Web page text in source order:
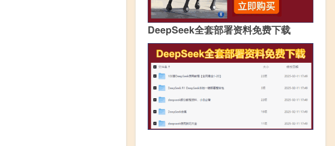
DeepSeek全套部署资料免费下载